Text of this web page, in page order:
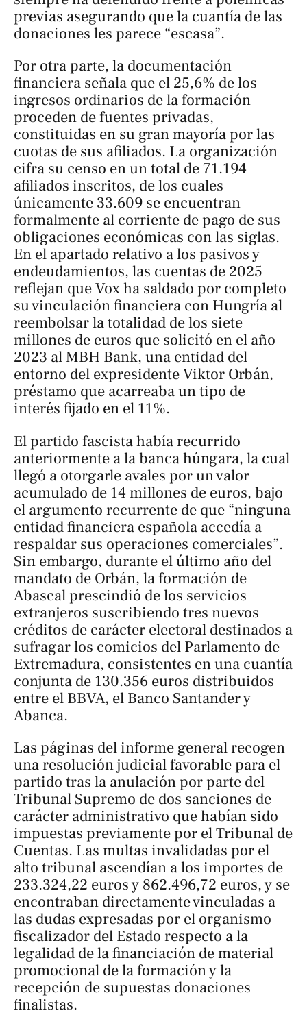
previas asegurando que la cuantía de las
donaciones les parece “escasa”.
Por otra parte, la documentación
financiera señala que el 25,6% de los
ingresos ordinarios de la formación
proceden de fuentes privadas,
constituidas en su gran mayoría por las
cuotas de sus afiliados. La organización
cifra su censo en un total de 71.194
afiliados inscritos, de los cuales
únicamente 33.609 se encuentran
formalmente al corriente de pago de sus
obligaciones económicas con las siglas.
En el apartado relativo a los pasivos y
endeudamientos, las cuentas de 2025
reflejan que Vox ha saldado por completo
su vinculación financiera con Hungría al
reembolsar la totalidad de los siete
millones de euros que solicitó en el año
2023 al MBH Bank, una entidad del
entorno del expresidente Viktor Orbán,
préstamo que acarreaba un tipo de
interés fijado en el 11%.
El partido fascista había recurrido
anteriormente a la banca húngara, la cual
llegó a otorgarle avales por un valor
acumulado de 14 millones de euros, bajo
el argumento recurrente de que “ninguna
entidad financiera española accedía a
respaldar sus operaciones comerciales”.
Sin embargo, durante el último año del
mandato de Orbán, la formación de
Abascal prescindió de los servicios
extranjeros suscribiendo tres nuevos
créditos de carácter electoral destinados a
sufragar los comicios del Parlamento de
Extremadura, consistentes en una cuantía
conjunta de 130.356 euros distribuidos
entre el BBVA, el Banco Santander y
Abanca.
Las páginas del informe general recogen
una resolución judicial favorable para el
partido tras la anulación por parte del
Tribunal Supremo de dos sanciones de
carácter administrativo que habían sido
impuestas previamente por el Tribunal de
Cuentas. Las multas invalidadas por el
alto tribunal ascendían a los importes de
233.324,22 euros y 862.496,72 euros, y se
encontraban directamente vinculadas a
las dudas expresadas por el organismo
fiscalizador del Estado respecto a la
legalidad de la financiación de material
promocional de la formación y la
recepción de supuestas donaciones
finalistas.